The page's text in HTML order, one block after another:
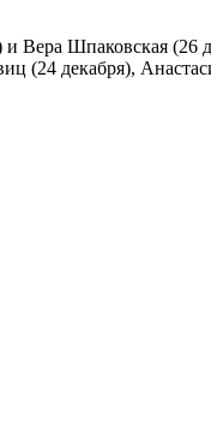
Вера Шпаковская
(24 декабря),